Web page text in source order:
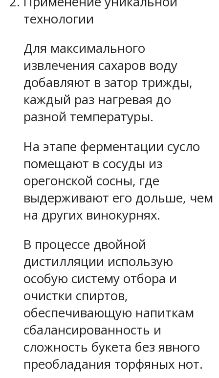
технологии
Для максимального
извлечения сахаров воду
добавляют в затор трижды,
каждый раз нагревая до
разной температуры.
На этапе ферментации сусло
помещают в сосуды из
орегонской сосны, где
выдерживают его дольше, чем
на других винокурнях.
В процессе двойной
дистилляции использую
особую систему отбора и
очистки спиртов,
обеспечивающую напиткам
сбалансированность и
сложность букета без явного
преобладания торфяных нот.